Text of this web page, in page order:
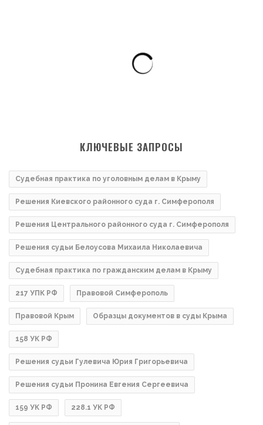
КЛЮЧЕВЫЕ ЗАПРОСЫ
Судебная практика по уголовным делам в Крыму
Решения Киевского районного суда г. Симферополя
Решения Центрального районного суда г. Симферополя
Решения судьи Белоусова Михаила Николаевича
Судебная практика по гражданским делам в Крыму
217 УПК РФ Правовой Симферополь
Правовой Крым Образцы документов в суды Крыма
158 УК РФ
Решения судьи Гулевича Юрия Григорьевича
Решения судьи Пронина Евгения Сергеевича
159 УК РФ 228.1 УК РФ